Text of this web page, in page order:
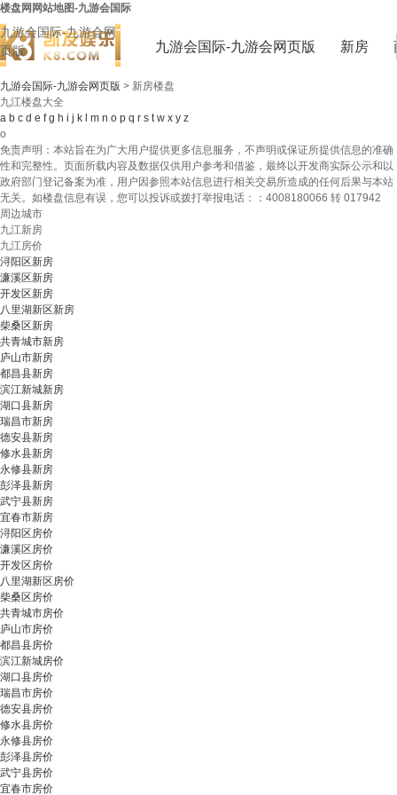
楼盘网网站地图-九游会国际
九游会国际-九游会网
页版
九游会国际-九游会网页版 新房
九游会国际-九游会网页版 > 新房楼盘
九江楼盘大全
a b c d e f g h i j k m n o p q r s t w x y z
o
免责声明：本站旨在为广大用户提供更多信息服务，不声明或保证所提供信息的准确
性和完整性。页面所载内容及数据仅供用户参考和借鉴，最终以开发商实际公示和以
政府部门登记备案为准，用户因参照本站信息进行相关交易所造成的任何后果与本站
无关。如楼盘信息有误，您可以投诉或拨打举报电话：：4008180066 转 017942
周边城市
九江新房
九江房价
浔阳区新房
濂溪区新房
开发区新房
八里湖新区新房
柴桑区新房
共青城市新房
庐山市新房
都昌县新房
滨江新城新房
湖口县新房
瑞昌市新房
德安县新房
修水县新房
永修县新房
彭泽县新房
武宁县新房
宜春市新房
浔阳区房价
濂溪区房价
开发区房价
八里湖新区房价
柴桑区房价
共青城市房价
庐山市房价
都昌县房价
滨江新城房价
湖口县房价
瑞昌市房价
德安县房价
修水县房价
永修县房价
彭泽县房价
武宁县房价
宜春市房价